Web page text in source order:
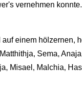
vernehmen
einem hölzernen,
Sema,
Misael, Malchia,